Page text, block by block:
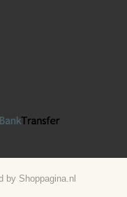
by Shoppagina.nl